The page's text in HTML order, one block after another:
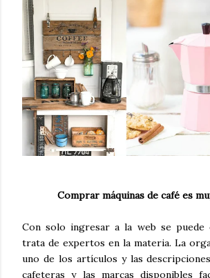
Comprar máquinas de café es
Con solo ingresar a la web se puede
trata de expertos en la materia. La
uno de los artículos y las
cafeteras y las marcas disponibles